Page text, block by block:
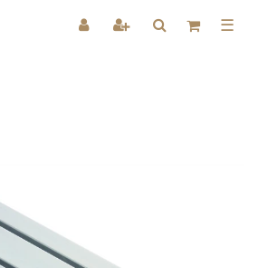
☰